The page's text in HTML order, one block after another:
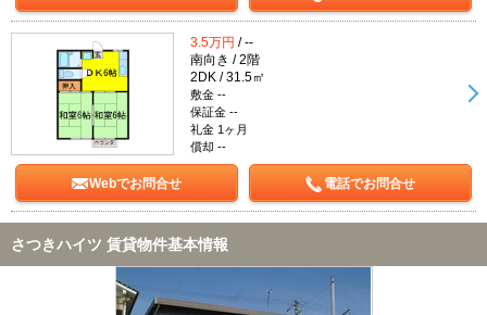
3.5万円 / --
南向き / 2階
2DK / 31.5㎡
敷金 --
保証金 --
礼金 1ヶ月
償却 --
Webでお問合せ 電話でお問合せ
さつきハイツ 賃貸物件基本情報